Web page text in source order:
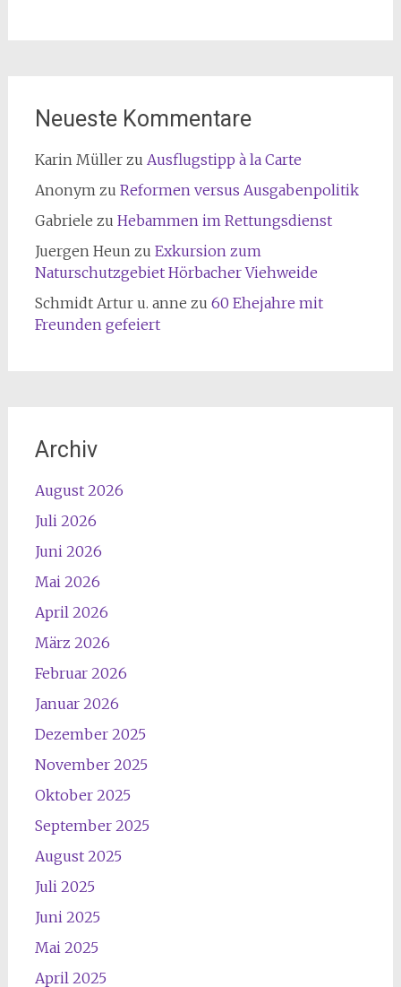
Neueste Kommentare
Karin Müllerzu Ausflugstipp à la Carte
Anonymzu Reformen versus Ausgabenpolitik
Gabriele zu Hebammen im Rettungsdienst
Juergen Heunzu Exkursion zum
Naturschutzgebiet Hörbacher Viehweide
Schmidt Artur u. anne zu 60 Ehejahre mit
Freunden gefeiert
Archiv
August 2026
Juli 2026
Juni 2026
Mai 2026
April 2026
März 2026
Februar 2026
Januar 2026
Dezember 2025
November 2025
Oktober 2025
September 2025
August 2025
Juli 2025
Juni 2025
Mai 2025
April 2025